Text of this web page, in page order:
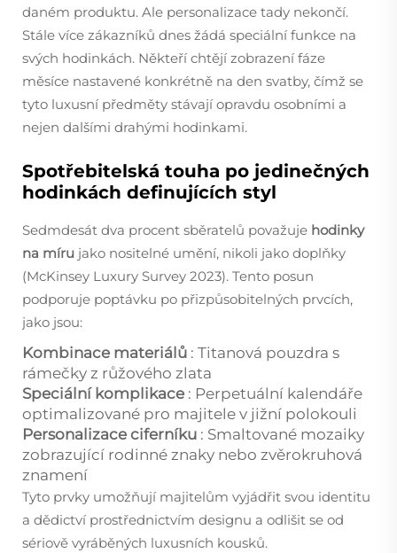
daném produktu. Ale personalizace tady nekončí.
Stále více zákazníků dnes žádá speciální funkce na
svých hodinkách. Někteří chtějí zobrazení fáze
měsíce nastavené konkrétně na den svatby, čímž se
tyto luxusní předměty stávají opravdu osobními a
nejen dalšími drahými hodinkami.
Spotřebitelská touha po jedinečných
hodinkách definujících styl
Sedmdesát dva procent sběratelů považuje hodinky
na míru jako nositelné umění, nikoli jako doplňky
(McKinsey Luxury Survey 2023). Tento posun
podporuje poptávku po přizpůsobitelných prvcích,
jako jsou:
Kombinace materiálů : Titanová pouzdra s
rámečky z růžového zlata
Speciální komplikace : Perpetuální kalendáře
optimalizované pro majitele v jižní polokouli
Personalizace ciferníku : Smaltované mozaiky
zobrazující rodinné znaky nebo zvěrokruhová
znamení
Tyto prvky umožňují majitelům vyjádřit svou identitu
a dědictví prostřednictvím designu a odlišit se od
sériově vyráběných luxusních kousků.